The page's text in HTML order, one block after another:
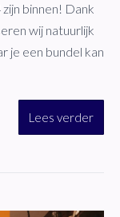
binnen! Dank
wij natuurlijk
je een bundel kan
Lees verder